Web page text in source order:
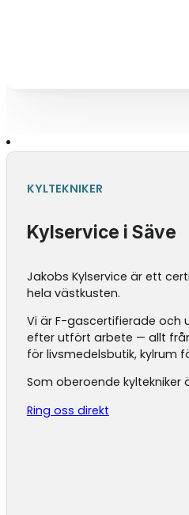
Kylservice i Säve
Jakobs Kylservice är ett
hela västkusten.
Vi är F-gascertifierade och
efter utfört arbete — allt
för livsmedelsbutik, kylrum
Som oberoende
KYLTEKNIKER
Ring oss direkt